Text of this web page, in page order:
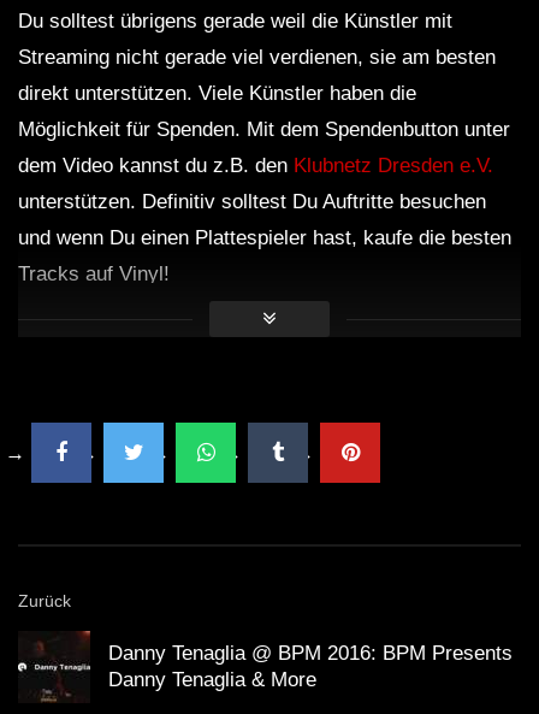
Du solltest übrigens gerade weil die Künstler mit
Streaming nicht gerade viel verdienen, sie am besten
direkt unterstützen. Viele Künstler haben die
Möglichkeit für Spenden. Mit dem Spendenbutton unter
dem Video kannst du z.B. den Klubnetz Dresden e.V.
unterstützen. Definitiv solltest Du Auftritte besuchen
und wenn Du einen Plattespieler hast, kaufe die besten
Tracks auf Vinyl!
Zurück
Danny Tenaglia @ BPM 2016: BPM Presents
Danny Tenaglia & More